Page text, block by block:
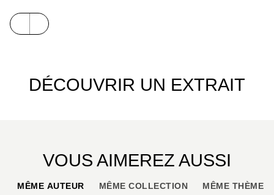
Après Philippe le Bel
DÉCOUVRIR UN EXTRAIT
VOUS AIMEREZ AUSSI
MÊME AUTEUR MÊME COLLECTION MÊME THÈME